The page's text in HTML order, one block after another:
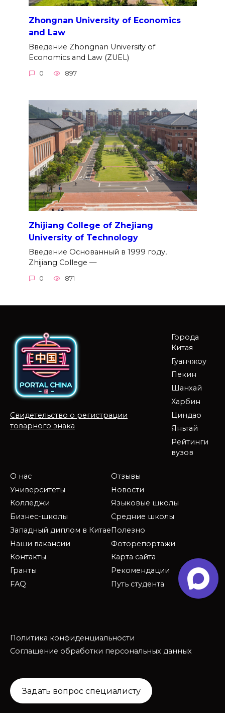
Zhongnan University of Economics
and Law
Введение Zhongnan University of
Economics and Law (ZUEL)
0 897
Zhijiang College of Zhejiang
University of Technology
Введение Основанный в 1999 году,
Zhijiang College —
0 871
Свидетельство о регистрации
товарного знака
Города
Китая
Гуанчжоу
Пекин
Шанхай
Харбин
Циндао
Яньтай
Рейтинги
вузов
О нас
Университеты
Колледжи
Бизнес-школы
Западный диплом в Китае
Наши вакансии
Контакты
Гранты
FAQ
Отзывы
Новости
Языковые школы
Средние школы
Полезно
Фоторепортажи
Карта сайта
Рекомендации
Путь студента
Политика конфиденциальности
Соглашение обработки персональных данных
Задать вопрос специалисту